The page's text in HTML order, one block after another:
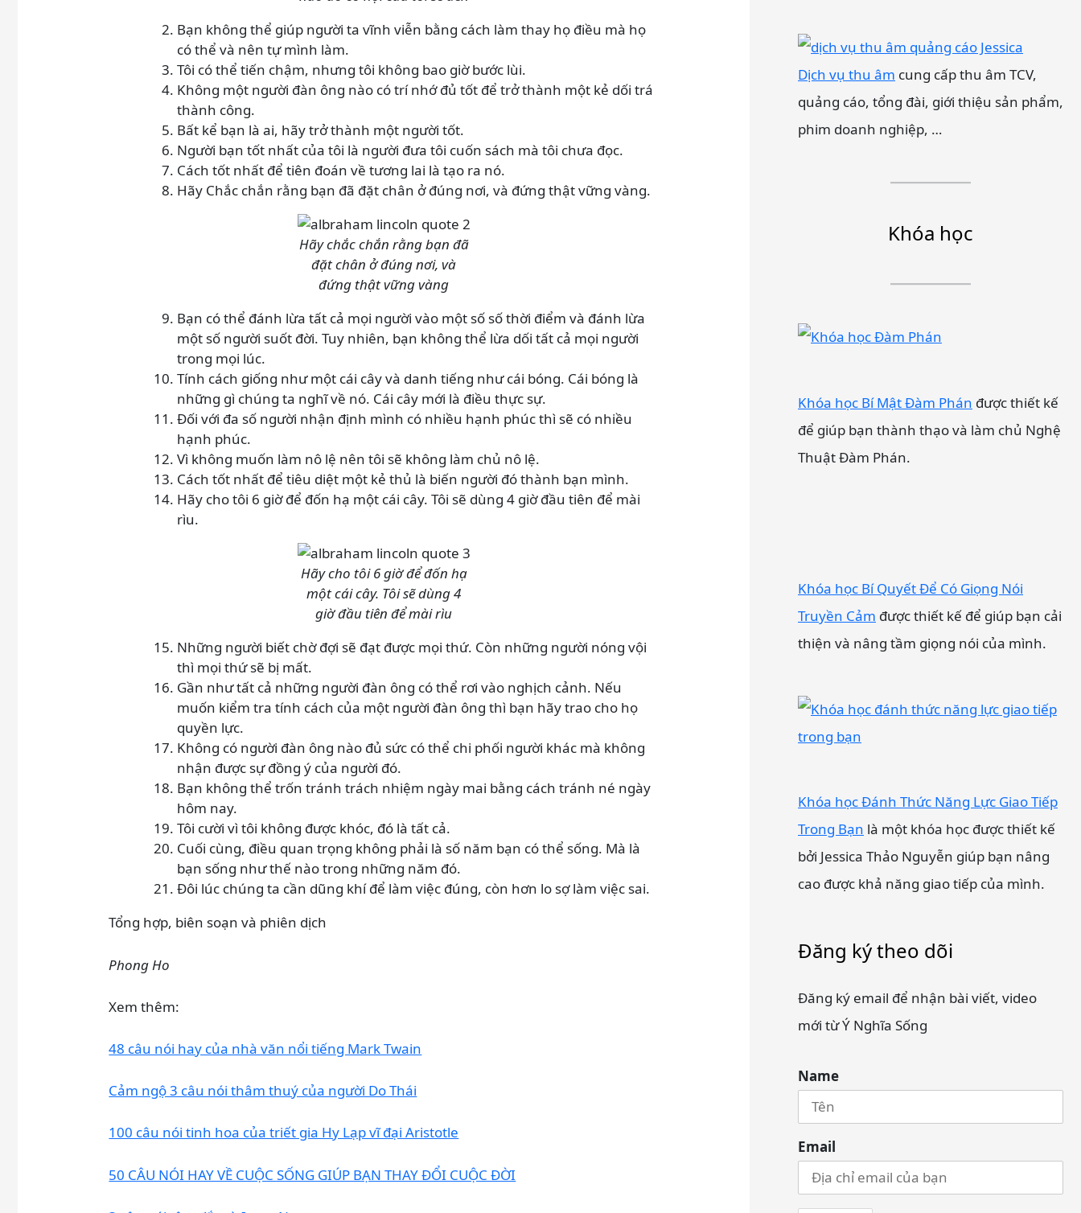
Bạn không thể giúp người ta vĩnh viễn bằng cách làm thay họ điều mà họ
có thể và nên tự mình làm.
Tôi có thể tiến chậm, nhưng tôi không bao giờ bước lùi.
Không một người đàn ông nào có trí nhớ đủ tốt để trở thành một kẻ dối trá
thành công.
Bất kể bạn là ai, hãy trở thành một người tốt.
Người bạn tốt nhất của tôi là người đưa tôi cuốn sách mà tôi chưa đọc.
Cách tốt nhất để tiên đoán về tương lai là tạo ra nó.
Hãy Chắc chắn rằng bạn đã đặt chân ở đúng nơi, và đứng thật vững vàng.
Hãy chắc chắn rằng bạn đã
đặt chân ở đúng nơi, và
đứng thật vững vàng
Bạn có thể đánh lừa tất cả mọi người vào một số số thời điểm và đánh lừa
một số người suốt đời. Tuy nhiên, bạn không thể lừa dối tất cả mọi người
trong mọi lúc.
Tính cách giống như một cái cây và danh tiếng như cái bóng. Cái bóng là
những gì chúng ta nghĩ về nó. Cái cây mới là điều thực sự.
Đối với đa số người nhận định mình có nhiều hạnh phúc thì sẽ có nhiều
hạnh phúc.
Vì không muốn làm nô lệ nên tôi sẽ không làm chủ nô lệ.
Cách tốt nhất để tiêu diệt một kẻ thủ là biến người đó thành bạn mình.
Hãy cho tôi 6 giờ để đốn hạ một cái cây. Tôi sẽ dùng 4 giờ đầu tiên để mài
rìu.
Hãy cho tôi 6 giờ để đốn hạ
một cái cây. Tôi sẽ dùng 4
giờ đầu tiên để mài rìu
Những người biết chờ đợi sẽ đạt được mọi thứ. Còn những người nóng vội
thì mọi thứ sẽ bị mất.
Gần như tất cả những người đàn ông có thể rơi vào nghịch cảnh. Nếu
muốn kiểm tra tính cách của một người đàn ông thì bạn hãy trao cho họ
quyền lực.
Không có người đàn ông nào đủ sức có thể chi phối người khác mà không
nhận được sự đồng ý của người đó.
Bạn không thể trốn tránh trách nhiệm ngày mai bằng cách tránh né ngày
hôm nay.
Tôi cười vì tôi không được khóc, đó là tất cả.
Cuối cùng, điều quan trọng không phải là số năm bạn có thể sống. Mà là
bạn sống như thế nào trong những năm đó.
Đôi lúc chúng ta cần dũng khí để làm việc đúng, còn hơn lo sợ làm việc sai.
Tổng hợp, biên soạn và phiên dịch
Phong Ho
Xem thêm:
48 câu nói hay của nhà văn nổi tiếng Mark Twain
Cảm ngộ 3 câu nói thâm thuý của người Do Thái
100 câu nói tinh hoa của triết gia Hy Lạp vĩ đại Aristotle
50 CÂU NÓI HAY VỀ CUỘC SỐNG GIÚP BẠN THAY ĐỔI CUỘC ĐỜI
Dịch vụ thu âm cung cấp thu âm TCV,
quảng cáo, tổng đài, giới thiệu sản phẩm,
phim doanh nghiệp, …
Khóa học
Khóa học Bí Mật Đàm Phán được thiết kế
để giúp bạn thành thạo và làm chủ Nghệ
Thuật Đàm Phán.
Khóa học Bí Quyết Để Có Giọng Nói
Truyền Cảm được thiết kế để giúp bạn cải
thiện và nâng tầm giọng nói của mình.
Khóa học Đánh Thức Năng Lực Giao Tiếp
Trong Bạn là một khóa học được thiết kế
bởi Jessica Thảo Nguyễn giúp bạn nâng
cao được khả năng giao tiếp của mình.
Đăng ký theo dõi
Đăng ký email để nhận bài viết, video
mới từ Ý Nghĩa Sống
Name
Email